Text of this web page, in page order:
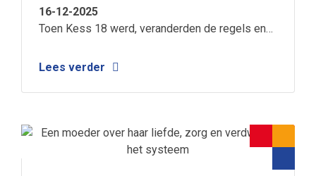
16-12-2025
Toen Kess 18 werd, veranderden de regels en
het gezin door een doolhof van regelgeving én
Lees verder